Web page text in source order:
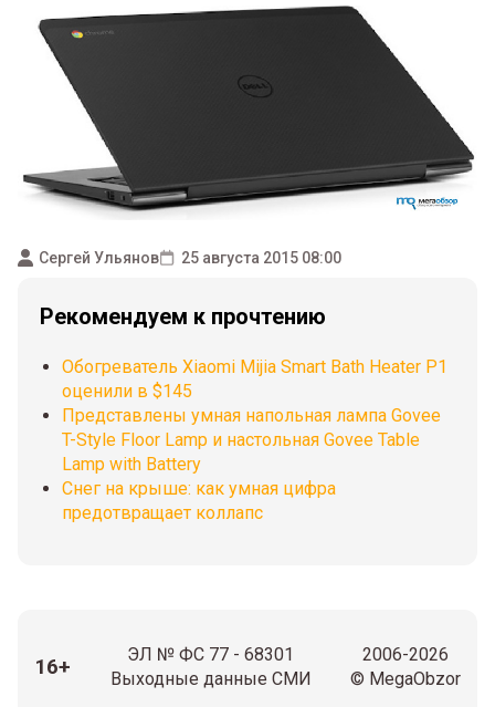
Сергей Ульянов 25 августа 2015 08:00
Рекомендуем к прочтению
Обогреватель Xiaomi Mijia Smart Bath Heater P1
оценили в $145
Представлены умная напольная лампа Govee
T-Style Floor Lamp и настольная Govee Table
Lamp with Battery
Снег на крыше: как умная цифра
предотвращает коллапс
16+
ЭЛ № ФС 77 - 68301
Выходные данные СМИ
2006-2026
© MegaObzor